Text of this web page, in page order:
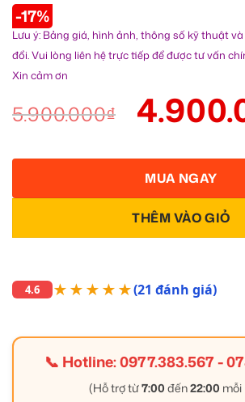
-17%
Lưu ý: Bảng giá, hình ảnh, thông số kỹ thuật
đổi. Vui lòng liên hệ trực tiếp để được tư vấn
Xin cảm ơn
5.900.000₫
THÊM VÀO GIỎ
MUA NGAY
4.6 ★★★★★(21 đánh giá)
📞 Hotline:0977.383.567-
(Hỗ trợ từ7:00 đến22:00 mỗi